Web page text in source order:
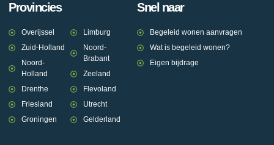
Provincies
Overijssel
Zuid-Holland
Noord-
Holland
Drenthe
Friesland
Groningen
Limburg
Noord-
Brabant
Zeeland
Flevoland
Utrecht
Gelderland
Snel naar
Begeleid wonen aanvragen
Wat is begeleid wonen?
Eigen bijdrage